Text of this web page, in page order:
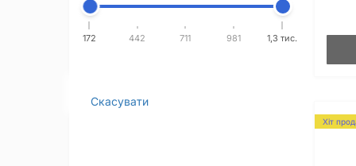
172 442 711 981 1,3 тис.
Скасувати
Хіт